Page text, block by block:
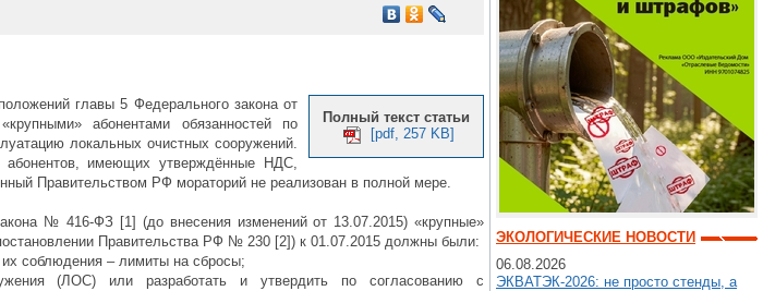
Полный текст статьи
[pdf, 257 KB]
главы 5 Федерального закона от
абонентами обязанностей по
локальных очистных сооружений.
имеющих утверждённые НДС,
Правительством РФ мораторий не реализован в полной мере.
№ 416-ФЗ [1] (до внесения изменений от 13.07.2015) «крупные»
Правительства РФ № 230 [2]) к 01.07.2015 должны были:
соблюдения – лимиты на сбросы;
(ЛОС) или разработать и утвердить по согласованию с
ЭКОЛОГИЧЕСКИЕ НОВОСТИ
06.08.2026
ЭКВАТЭК-2026: не просто стенды, а